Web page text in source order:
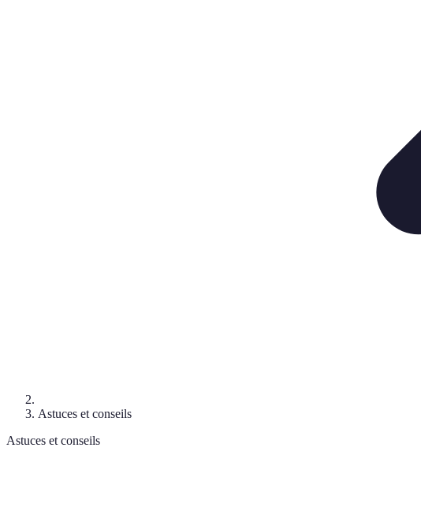
Astuces et conseils
Astuces et conseils